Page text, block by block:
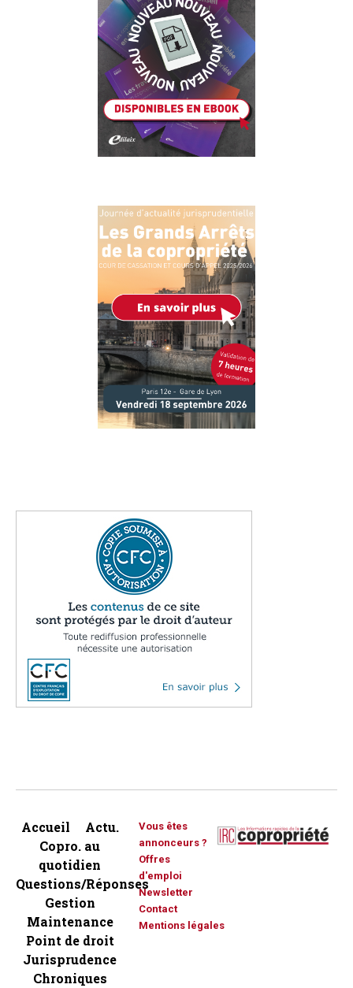
Accueil
Actu.
Copro. au
quotidien
Questions/Réponses
Gestion
Maintenance
Point de droit
Jurisprudence
Chroniques
Vous êtes
annonceurs ?
Offres
d'emploi
Newsletter
Contact
Mentions légales